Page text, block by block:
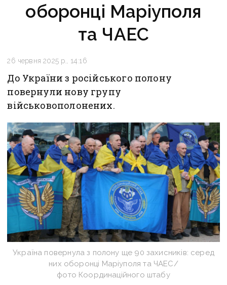
оборонці Маріуполя
та ЧАЕС
26 червня 2025 р., 14:16
До України з російського полону
повернули нову групу
військовополонених.
Україна повернула з полону ще 90 захисників: серед
них оборонці Маріуполя та ЧАЕС/
фото Координаційного штабу